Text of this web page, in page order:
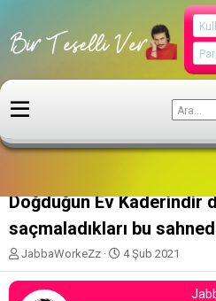
Doğduğun Ev Kaderindir
saçmaladıkları bu
K
o
n
JabbaWorkeZz
B
a
ş
4 Şub 2021